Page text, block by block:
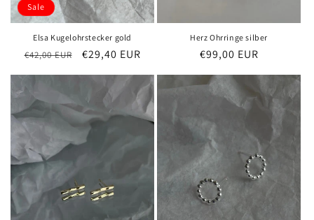
Sale
Elsa Kugelohrstecker gold
Normaler
€42,00 EUR Verkaufspreis
€29,40 EUR
Herz Ohrringe silber
Normaler
€99,00 EUR